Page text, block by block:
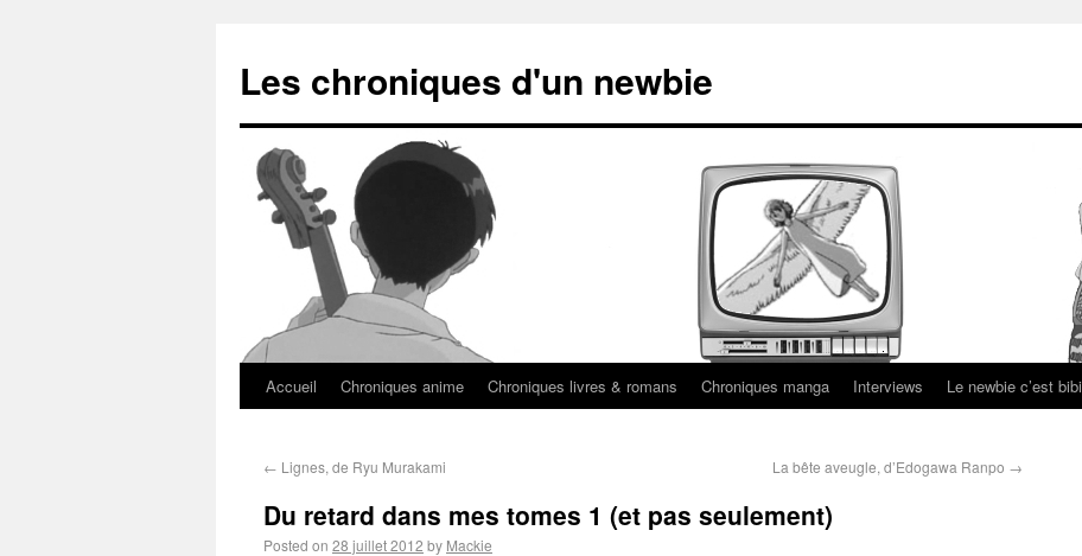
Les chroniques d'un newbie
Accueil Chroniques anime Chroniques livres & romans Chroniques manga Interviews Le newbie c’est bibi
← Lignes, de Ryu Murakami La bête aveugle, d’Edogawa Ranpo →
Du retard dans mes tomes 1 (et pas seulement)
Posted on 28 juillet 2012 by Mackie